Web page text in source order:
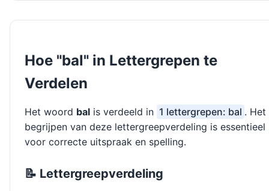
Hoe "bal" in Lettergrepen te
Verdelen
Het woord bal is verdeeld in 1 lettergrepen: bal . Het
begrijpen van deze lettergreepverdeling is essentieel
voor correcte uitspraak en spelling.
📝 Lettergreepverdeling